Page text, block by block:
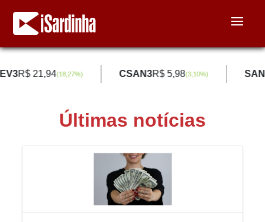
R$ 21,94(18,27%) CSAN3R$ 5,98(3,10%)
Últimas notícias